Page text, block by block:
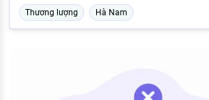
Thương lượng Hà Nam